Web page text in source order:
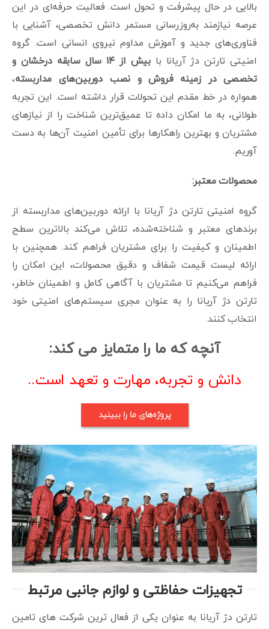
بالایی در حال پیشرفت و تحول است. فعالیت حرفه‌ای در این
عرصه نیازمند به‌روزرسانی مستمر دانش تخصصی، آشنایی با
فناوری‌های جدید و آموزش مداوم نیروی انسانی است. گروه
امنیتی تارتن دژ آریانا با
بیش از ۱۴ سال سابقه درخشان و
تخصصی در زمینه فروش و نصب دوربین‌های مداربسته،
همواره در خط مقدم این تحولات قرار داشته است. این تجربه
طولانی، به ما امکان داده تا عمیق‌ترین شناخت را از نیازهای
مشتریان و بهترین راهکارها برای تأمین امنیت آن‌ها به دست
آوریم.
محصولات معتبر:
گروه امنیتی تارتن دژ آریانا با ارائه دوربین‌های مداربسته از
برندهای معتبر و شناخته‌شده، تلاش می‌کند بالاترین سطح
اطمینان و کیفیت را برای مشتریان فراهم کند. همچنین با
ارائه لیست قیمت شفاف و دقیق محصولات، این امکان را
فراهم می‌کنیم تا مشتریان با آگاهی کامل و اطمینان خاطر،
تارتن دژ آریانا را به عنوان مجری سیستم‌های امنیتی خود
انتخاب کنند.
آنچه که ما را متمایز می کند:
دانش و تجربه، مهارت و تعهد است..
پروژه‌های ما را ببینید
تجهیزات حفاظتی و لوازم جانبی مرتبط
تارتن دژ آریانا به عنوان یکی از فعال ترین شرکت های تامین